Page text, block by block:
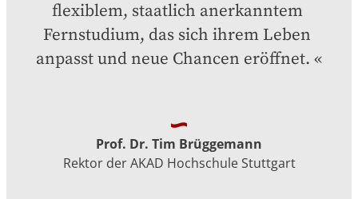
flexiblem, staatlich anerkanntem
Fernstudium, das sich ihrem Leben
anpasst und neue Chancen eröffnet.
Prof. Dr. Tim Brüggemann
Rektor der AKAD Hochschule Stuttgart